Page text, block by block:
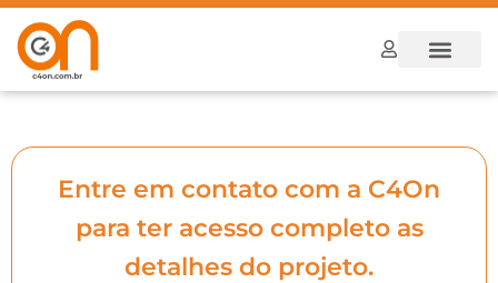
Entre em contato com a C4On
para ter acesso completo as
detalhes do projeto.